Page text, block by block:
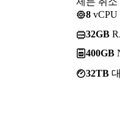
8 vCPU
32GB
400GB
32TB